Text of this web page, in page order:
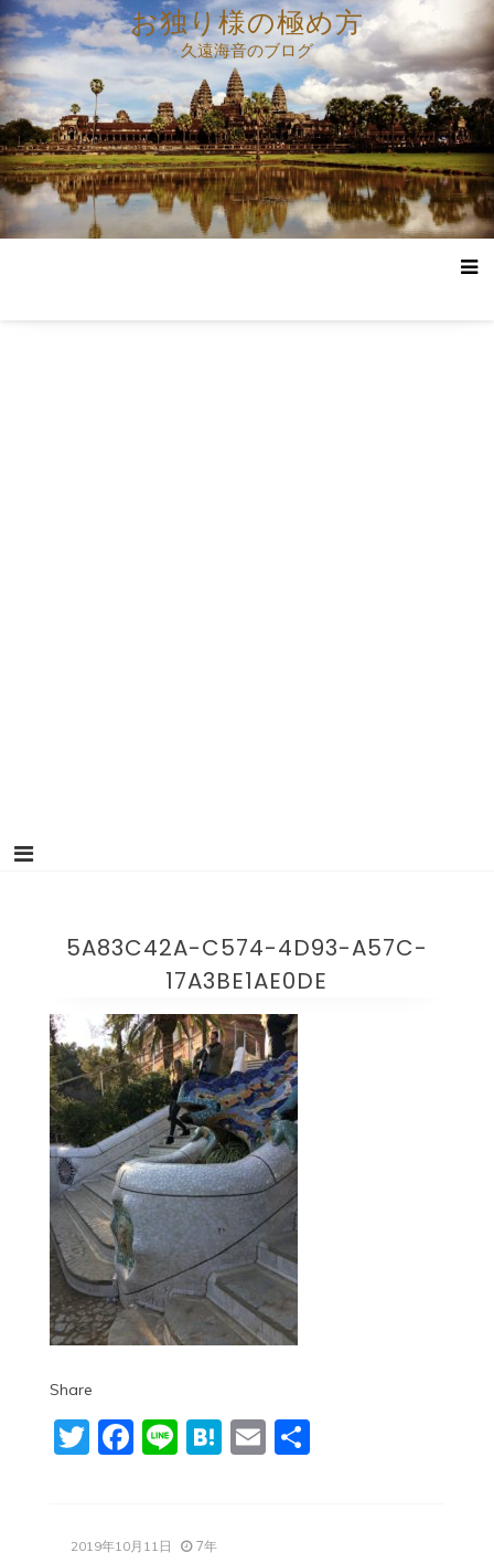
コ
ン
テ
ン
ツ
へ
ス
キ
ッ
お独り様の極め方
久遠海音のブログ
5A83C42A-C574-4D93-A57C-
17A3BE1AE0DE
Share
Twitter
Facebook
LineHatena
Email
共
2019年10月11日 7年